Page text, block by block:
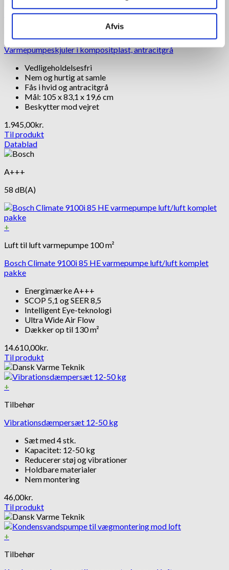
Afvis
Varmepumpeskjuler i kompositplast, antracitgrå
Vedligeholdelsesfri
Nem og hurtig at samle
Fås i hvid og antracitgrå
Mål: 105 x 83,1 x 19,6 cm
Beskytter mod vejret
1.945,00kr.
Til produkt
Datablad
A+++
58 dB(A)
+
Luft til luft varmepumpe 100 m²
Bosch Climate 9100i 85 HE varmepumpe luft/luft komplet
pakke
Energimærke A+++
SCOP 5,1 og SEER 8,5
Intelligent Eye-teknologi
Ultra Wide Air Flow
Dækker op til 130 m²
14.610,00kr.
Til produkt
+
Tilbehør
Vibrationsdæmpersæt 12-50 kg
Sæt med 4 stk.
Kapacitet: 12-50 kg
Reducerer støj og vibrationer
Holdbare materialer
Nem montering
46,00kr.
Til produkt
+
Tilbehør